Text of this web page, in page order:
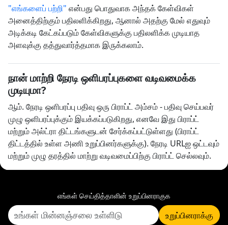
"எங்களைப் பற்றி" என்பது பொதுவாக அந்தக் கேள்விகள்
அனைத்திற்கும் பதிலளிக்கிறது, ஆனால் அதற்கு மேல் எதுவும்
அடிக்கடி கேட்கப்படும் கேள்விகளுக்கு பதிலளிக்க முடியாத
அளவுக்கு தத்துவார்த்தமாக இருக்கலாம்.
நான் மாற்றி நேரடி ஒளிபரப்புகளை வடிவமைக்க
முடியுமா?
ஆம். நேரடி ஒளிபரப்பு பதிவு ஒரு பிராப்ட் அம்சம் - பதிவு செய்பவர்
முழு ஒளிபரப்புக்கும் இயக்கப்படுகிறது, எனவே இது பிராப்ட்
மற்றும் அல்ட்ரா திட்டங்களுடன் சேர்க்கப்பட்டுள்ளது (பிராப்ட்
திட்டத்தில் உள்ள அணி உறுப்பினர்களுக்கு). நேரடி URLஐ ஒட்டவும்
மற்றும் முழு தரத்தில் மாற்று வடிவமைப்பிற்கு பிராப்ட் செல்லவும்.
எங்கள் செய்தித்தாளின் உறுப்பினராகுக
உறுப்பினராக்கு